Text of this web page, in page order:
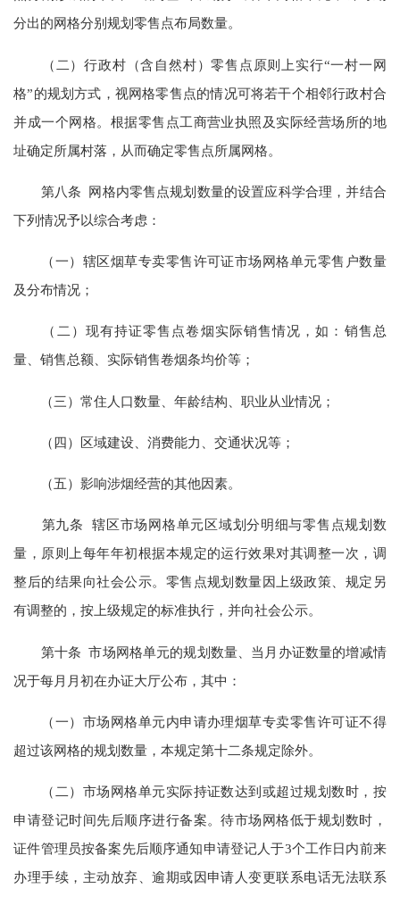
分出的网格分别规划零售点布局数量。
（二）行政村（含自然村）零售点原则上实行“一村一网
格”的规划方式，视网格零售点的情况可将若干个相邻行政村合
并成一个网格。根据零售点工商营业执照及实际经营场所的地
址确定所属村落，从而确定零售点所属网格。
第八条 网格内零售点规划数量的设置应科学合理，并结合
下列情况予以综合考虑：
（一）辖区烟草专卖零售许可证市场网格单元零售户数量
及分布情况；
（二）现有持证零售点卷烟实际销售情况，如：销售总
量、销售总额、实际销售卷烟条均价等；
（三）常住人口数量、年龄结构、职业从业情况；
（四）区域建设、消费能力、交通状况等；
（五）影响涉烟经营的其他因素。
第九条 辖区市场网格单元区域划分明细与零售点规划数
量，原则上每年年初根据本规定的运行效果对其调整一次，调
整后的结果向社会公示。零售点规划数量因上级政策、规定另
有调整的，按上级规定的标准执行，并向社会公示。
第十条 市场网格单元的规划数量、当月办证数量的增减情
况于每月月初在办证大厅公布，其中：
（一）市场网格单元内申请办理烟草专卖零售许可证不得
超过该网格的规划数量，本规定第十二条规定除外。
（二）市场网格单元实际持证数达到或超过规划数时，按
申请登记时间先后顺序进行备案。待市场网格低于规划数时，
证件管理员按备案先后顺序通知申请登记人于3个工作日内前来
办理手续，主动放弃、逾期或因申请人变更联系电话无法联系